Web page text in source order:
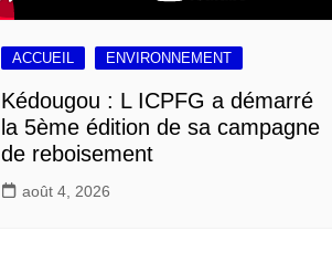
ACCUEIL ENVIRONNEMENT
Kédougou : L ICPFG a démarré
la 5ème édition de sa campagne
de reboisement
août 4, 2026